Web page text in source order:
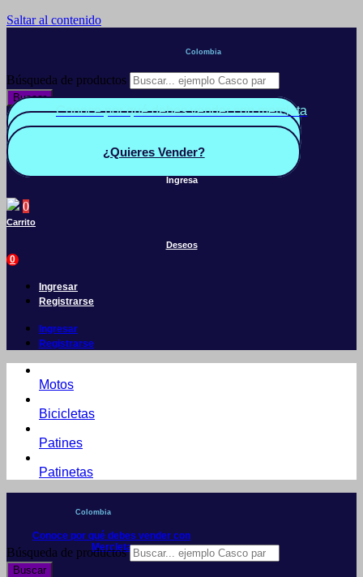
Saltar al contenido
Colombia
Búsqueda de productos
Buscar
Conoce por qué debes vender con mercleta
Quiero Vender
¿Quieres Vender?
Ingresa
0
Carrito
Deseos
0
Ingresar
Registrarse
Ingresar
Registrarse
Motos
Bicicletas
Patines
Patinetas
Colombia
Conoce por qué debes vender con
Mercleta
Búsqueda de productos
Buscar